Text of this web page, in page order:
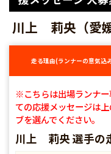
川上 莉央（愛
走る理由(ランナーの意気込
※こちらは出場ランナ
ての応援メッセージは
ブを選んでください。
川上 莉央 選手の